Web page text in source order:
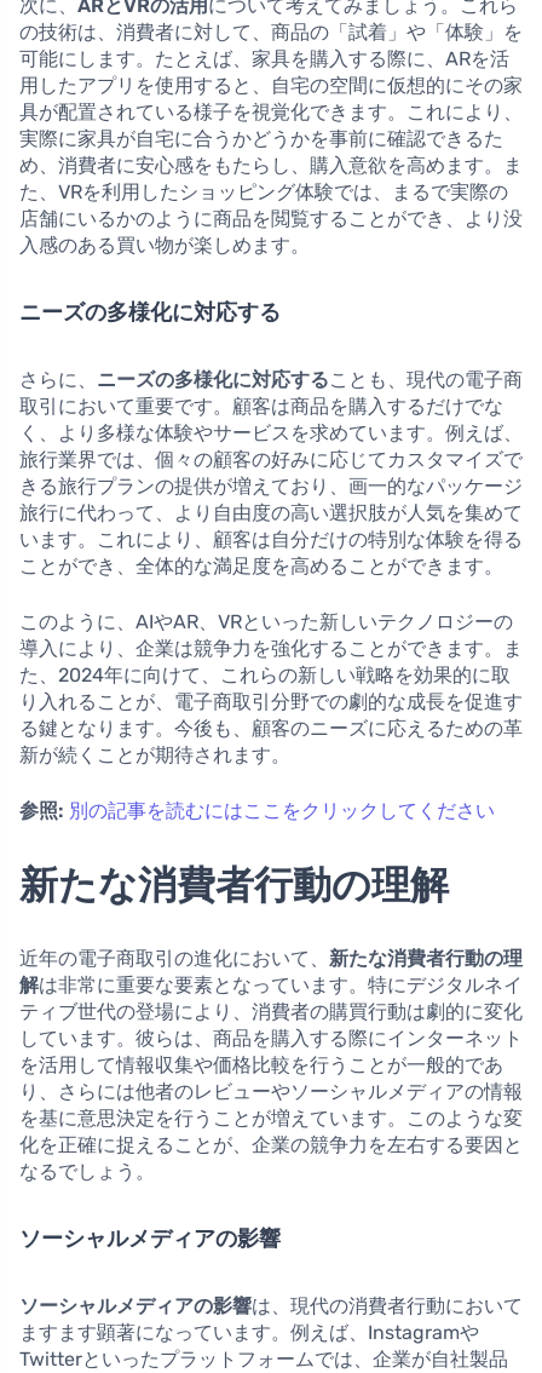
次に、 ARとVRの活用 について考えてみましょう。これら
の技術は、消費者に対して、商品の「試着」や「体験」を
可能にします。たとえば、家具を購入する際に、ARを活
用したアプリを使用すると、自宅の空間に仮想的にその家
具が配置されている様子を視覚化できます。これにより、
実際に家具が自宅に合うかどうかを事前に確認できるた
め、消費者に安心感をもたらし、購入意欲を高めます。ま
た、VRを利用したショッピング体験では、まるで実際の
店舗にいるかのように商品を閲覧することができ、より没
入感のある買い物が楽しめます。
ニーズの多様化に対応する
さらに、 ニーズの多様化に対応することも、現代の電子商
取引において重要です。顧客は商品を購入するだけでな
く、より多様な体験やサービスを求めています。例えば、
旅行業界では、個々の顧客の好みに応じてカスタマイズで
きる旅行プランの提供が増えており、画一的なパッケージ
旅行に代わって、より自由度の高い選択肢が人気を集めて
います。これにより、顧客は自分だけの特別な体験を得る
ことができ、全体的な満足度を高めることができます。
このように、AIやAR、VRといった新しいテクノロジーの
導入により、企業は競争力を強化することができます。ま
た、2024年に向けて、これらの新しい戦略を効果的に取
り入れることが、電子商取引分野での劇的な成長を促進す
る鍵となります。今後も、顧客のニーズに応えるための革
新が続くことが期待されます。
参照: 別の記事を読むにはここをクリックしてください
新たな消費者行動の理解
近年の電子商取引の進化において、 新たな消費者行動の理
解は非常に重要な要素となっています。特にデジタルネイ
ティブ世代の登場により、消費者の購買行動は劇的に変化
しています。彼らは、商品を購入する際にインターネット
を活用して情報収集や価格比較を行うことが一般的であ
り、さらには他者のレビューやソーシャルメディアの情報
を基に意思決定を行うことが増えています。このような変
化を正確に捉えることが、企業の競争力を左右する要因と
なるでしょう。
ソーシャルメディアの影響
ソーシャルメディアの影響は、現代の消費者行動において
ますます顕著になっています。例えば、Instagramや
Twitterといったプラットフォームでは、企業が自社製品